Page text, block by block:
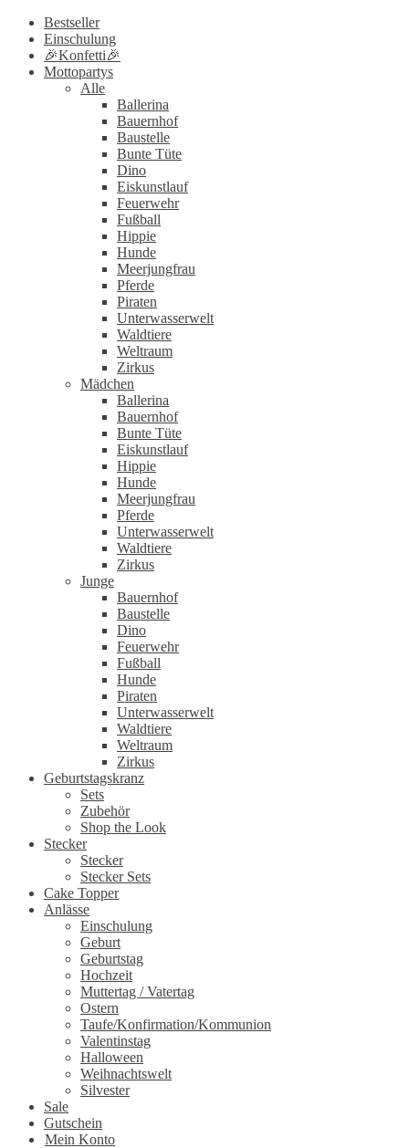
Bestseller
Einschulung
🎉Konfetti🎉
Mottopartys
Alle
Ballerina
Bauernhof
Baustelle
Bunte Tüte
Dino
Eiskunstlauf
Feuerwehr
Fußball
Hippie
Hunde
Meerjungfrau
Pferde
Piraten
Unterwasserwelt
Waldtiere
Weltraum
Zirkus
Mädchen
Ballerina
Bauernhof
Bunte Tüte
Eiskunstlauf
Hippie
Hunde
Meerjungfrau
Pferde
Unterwasserwelt
Waldtiere
Zirkus
Junge
Bauernhof
Baustelle
Dino
Feuerwehr
Fußball
Hunde
Piraten
Unterwasserwelt
Waldtiere
Weltraum
Zirkus
Geburtstagskranz
Sets
Zubehör
Shop the Look
Stecker
Stecker
Stecker Sets
Cake Topper
Anlässe
Einschulung
Geburt
Geburtstag
Hochzeit
Muttertag / Vatertag
Ostern
Taufe/Konfirmation/Kommunion
Valentinstag
Halloween
Weihnachtswelt
Silvester
Sale
Gutschein
Mein Konto